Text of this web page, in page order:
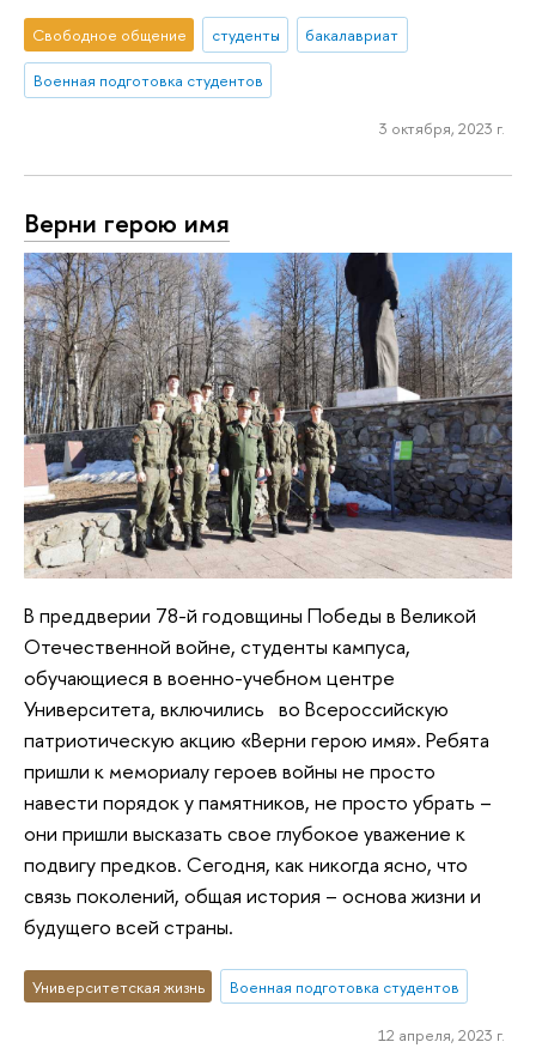
Свободное общение студенты бакалавриат
Военная подготовка студентов
3 октября, 2023 г.
Верни герою имя
В преддверии 78-й годовщины Победы в Великой
Отечественной войне, студенты кампуса,
обучающиеся в военно-учебном центре
Университета, включились во Всероссийскую
патриотическую акцию «Верни герою имя». Ребята
пришли к мемориалу героев войны не просто
навести порядок у памятников, не просто убрать –
они пришли высказать свое глубокое уважение к
подвигу предков. Сегодня, как никогда ясно, что
связь поколений, общая история – основа жизни и
будущего всей страны.
Университетская жизнь Военная подготовка студентов
12 апреля, 2023 г.